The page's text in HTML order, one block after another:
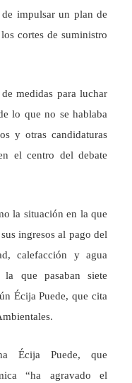
impulsar un plan de
cortes de suministro
medidas para luchar
lo que no se hablaba
y otras candidaturas
el centro del debate
la situación en la que
ingresos al pago del
calefacción y agua
que pasaban siete
Écija Puede, que cita
Écija Puede, que
“ha agravado el